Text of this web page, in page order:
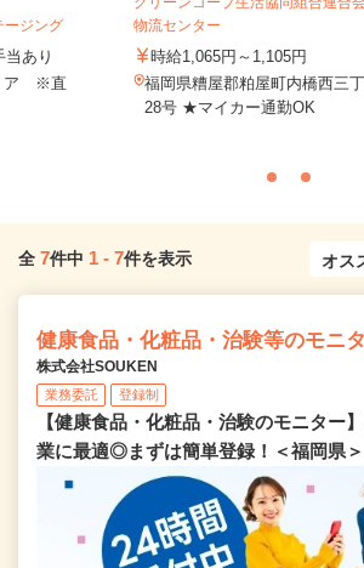
ージング
あり
ア ※直
物流センター
時給1,065円～1,105円
福岡県糟屋郡粕屋町内橋西三
28号 ★マイカー通勤OK
全 7件中 1 - 7件を表示
健康食品・化粧品・治験等のモニ
株式会社SOUKEN
業務委託 登録制
【健康食品・化粧品・治験のモニター
業に最適◎まずは簡単登録！＜福岡県＞